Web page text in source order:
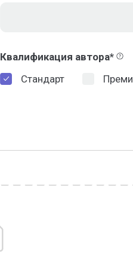
Квалификация автора*
Стандарт